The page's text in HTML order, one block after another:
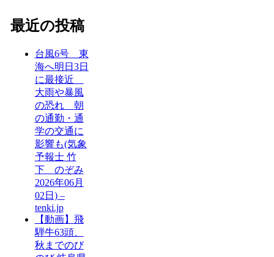
最近の投稿
台風6号 東
海へ明日3日
に最接近
大雨や暴風
の恐れ 朝
の通勤・通
学の交通に
影響も(気象
予報士 竹
下 のぞみ
2026年06月
02日) –
tenki.jp
【動画】飛
騨牛63頭、
秋までのび